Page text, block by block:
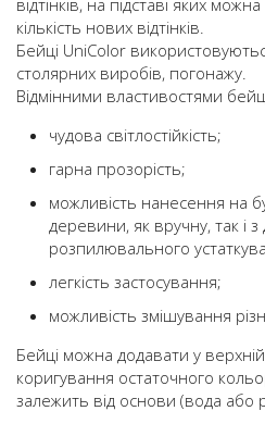
відтінків, на підставі яких
кількість нових відтінків.
Бейці UniColor
столярних виробів, погонажу.
Відмінними властивостями
чудова світлостійкість;
гарна прозорість;
можливість нанесення на
деревини, як вручну, так і
розпилювального
легкість застосування;
можливість змішування
Бейці можна додавати у
коригування остаточного
залежить від основи (вода або